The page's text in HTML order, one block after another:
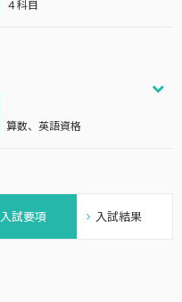
４科目
算数、英語資格
入試要項 入試結果